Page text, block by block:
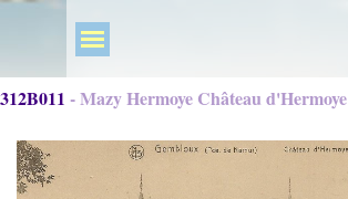
312B011 - Mazy Hermoye Château d'Hermoye